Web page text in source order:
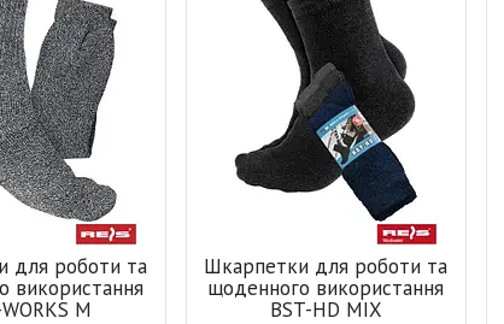
для роботи та
використання
M
Шкарпетки для роботи та
щоденного використання
BST-HD MIX